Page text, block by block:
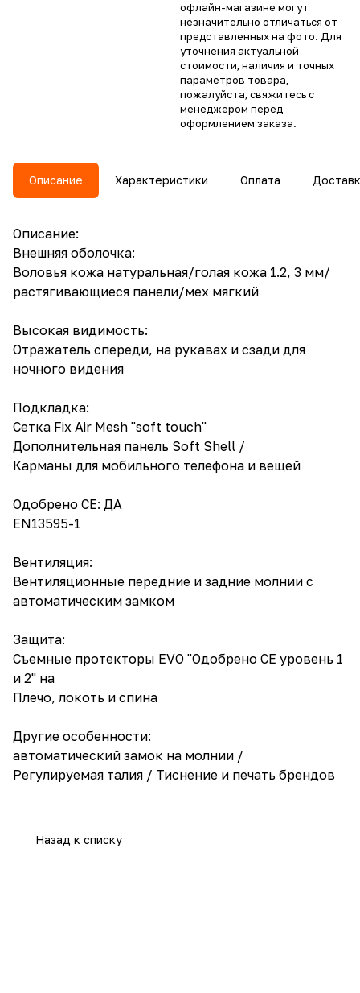
офлайн-магазине могут
незначительно отличаться от
представленных на фото. Для
уточнения актуальной
стоимости, наличия и точных
параметров товара,
пожалуйста, свяжитесь с
менеджером перед
оформлением заказа.
Описание Характеристики Оплата
Описание:
Внешняя оболочка:
Воловья кожа натуральная/голая кожа 1.2, 3 мм/
растягивающиеся панели/мех мягкий
Высокая видимость:
Отражатель спереди, на рукавах и сзади для
ночного видения
Подкладка:
Сетка Fix Air Mesh "soft touch"
Дополнительная панель Soft Shell /
Карманы для мобильного телефона и вещей
Одобрено CE: ДА
EN13595-1
Вентиляция:
Вентиляционные передние и задние молнии с
автоматическим замком
Защита:
Съемные протекторы EVO "Одобрено CE уровень 1
и 2" на
Плечо, локоть и спина
Другие особенности:
автоматический замок на молнии /
Регулируемая талия / Тиснение и печать брендов
Назад к списку